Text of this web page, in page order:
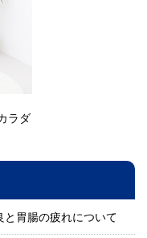
ラダ
と胃腸の疲れについて